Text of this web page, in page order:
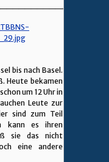
bis nach Basel.
Heute bekamen
um 12 Uhr in
Leute zur
sind zum Teil
kann es ihren
sie das nicht
eine andere